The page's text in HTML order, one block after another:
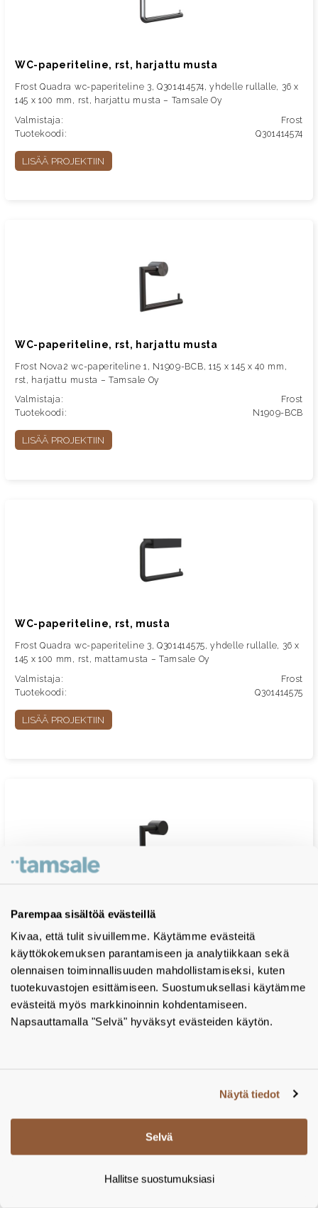
Parempaa sisältöä evästeillä
Kivaa, että tulit sivuillemme. Käytämme evästeitä
käyttökokemuksen parantamiseen ja analytiikkaan sekä
olennaisen toiminnallisuuden mahdollistamiseksi, kuten
tuotekuvastojen esittämiseen. Suostumuksellasi käytämme
evästeitä myös markkinoinnin kohdentamiseen.
Napsauttamalla "Selvä" hyväksyt evästeiden käytön.
Näytä tiedot
Selvä
Hallitse suostumuksiasi
WC-paperiteline, rst, harjattu musta
Frost Quadra wc-paperiteline 3, Q301414574, yhdelle rullalle, 36 x
145 x 100 mm, rst, harjattu musta – Tamsale Oy
Valmistaja:
Frost
Tuotekoodi:
Q301414574
LISÄÄ PROJEKTIIN
WC-paperiteline, rst, harjattu musta
Frost Nova2 wc-paperiteline 1, N1909-BCB, 115 x 145 x 40 mm,
rst, harjattu musta – Tamsale Oy
Valmistaja:
Frost
Tuotekoodi:
N1909-BCB
LISÄÄ PROJEKTIIN
WC-paperiteline, rst, musta
Frost Quadra wc-paperiteline 3, Q301414575, yhdelle rullalle, 36 x
145 x 100 mm, rst, mattamusta – Tamsale Oy
Valmistaja:
Frost
Tuotekoodi:
Q301414575
LISÄÄ PROJEKTIIN
mattamusta – Tamsale Oy
Valmistaja:
Frost
Tuotekoodi:
N1909-B
LISÄÄ PROJEKTIIN
Hylly 1986, rst, harjattu musta - lisäosa wc-